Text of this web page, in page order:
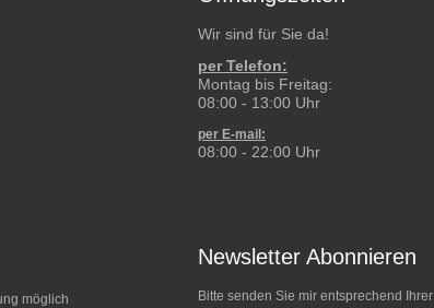
Wir sind für Sie da!
per Telefon:
Montag bis Freitag:
08:00 - 13:00 Uhr
per E-mail:
08:00 - 22:00 Uhr
Newsletter Abonnieren
Bitte senden Sie mir entsprechend Ihrer